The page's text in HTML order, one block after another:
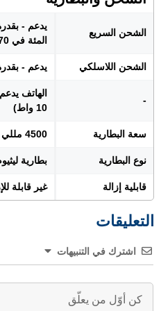
الشحن السريع
المئة في 70 دقيقة)
الشحن اللاسلكي يدعم - بقدرة 15
-
الهاتف
10 واط)
سعة البطارية 4500 مللي أمبير
نوع البطارية بطارية
قابلية إزالة غير قابلة
التعليقات
اشترك في التنبيهات